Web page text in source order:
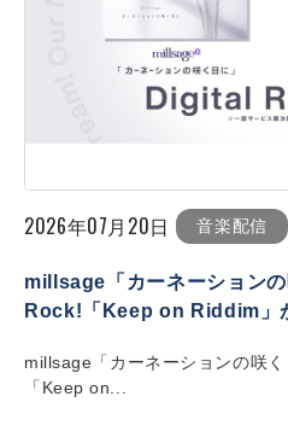
2026年07月20日 音楽配信
millsage「カーネーション
Rock!「Keep on Riddim」
millsage「カーネーションの咲
「Keep on...